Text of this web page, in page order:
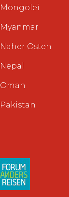
Mongolei
Myanmar
Naher Osten
Nepal
Oman
Pakistan